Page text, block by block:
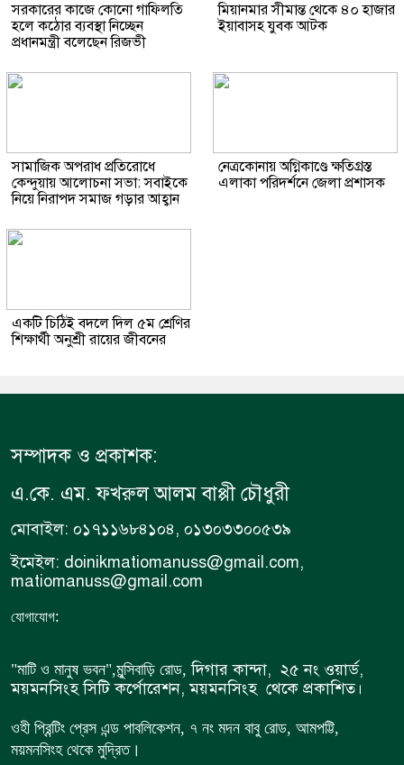
সরকারের কাজে কোনো গাফিলতি
হলে কঠোর ব্যবস্থা নিচ্ছেন
প্রধানমন্ত্রী বলেছেন রিজভী
মিয়ানমার সীমান্ত থেকে ৪০ হাজার
ইয়াবাসহ যুবক আটক
সামাজিক অপরাধ প্রতিরোধে
কেন্দুয়ায় আলোচনা সভা: সবাইকে
নিয়ে নিরাপদ সমাজ গড়ার আহ্বান
নেত্রকোনায় অগ্নিকাণ্ডে ক্ষতিগ্রস্ত
এলাকা পরিদর্শনে জেলা প্রশাসক
একটি চিঠিই বদলে দিল ৫ম শ্রেণির
শিক্ষার্থী অনুশ্রী রায়ের জীবনের
সম্পাদক ও প্রকাশক:
এ.কে. এম. ফখরুল আলম বাপ্পী চৌধুরী
মোবাইল: ০১৭১১৬৮৪১০৪, ০১৩০৩৩০০৫৩৯
ইমেইল: doinikmatiomanuss@gmail.com,
matiomanuss@gmail.com
যোগাযোগ:
"মাটি ও মানুষ ভবন",মুন্সিবাড়ি রোড, দিগার কান্দা, ২৫ নং ওয়ার্ড,
ময়মনসিংহ সিটি কর্পোরেশন, ময়মনসিংহ থেকে প্রকাশিত।
ওহী প্রিন্টিং প্রেস এন্ড পাবলিকেশন, ৭ নং মদন বাবু রোড, আমপট্টি,
ময়মনসিংহ থেকে মুদ্রিত।